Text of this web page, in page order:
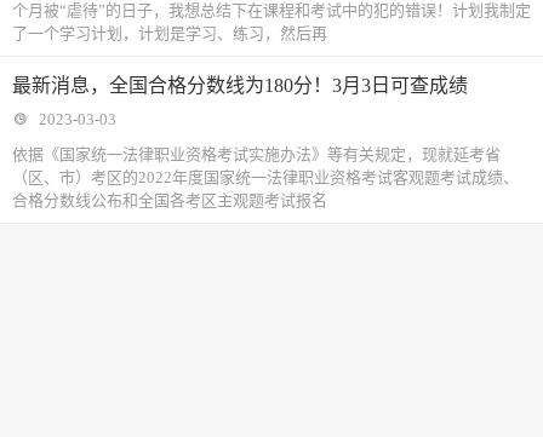
个月被“虐待”的日子，我想总结下在课程和考试中的犯的错误！计划我制定
了一个学习计划，计划是学习、练习，然后再
最新消息，全国合格分数线为180分！3月3日可查成绩
2023-03-03
依据《国家统一法律职业资格考试实施办法》等有关规定，现就延考省
（区、市）考区的2022年度国家统一法律职业资格考试客观题考试成绩、
合格分数线公布和全国各考区主观题考试报名